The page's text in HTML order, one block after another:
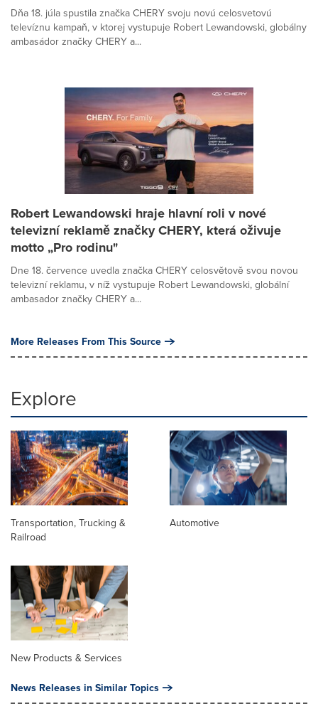
Dňa 18. júla spustila značka CHERY svoju novú celosvetovú
televíznu kampaň, v ktorej vystupuje Robert Lewandowski, globálny
ambasádor značky CHERY a...
Robert Lewandowski hraje hlavní roli v nové
televizní reklamě značky CHERY, která oživuje
motto „Pro rodinu"
Dne 18. července uvedla značka CHERY celosvětově svou novou
televizní reklamu, v níž vystupuje Robert Lewandowski, globální
ambasador značky CHERY a...
More Releases From This Source
Explore
Transportation, Trucking &
Railroad
Automotive
New Products & Services
News Releases in Similar Topics